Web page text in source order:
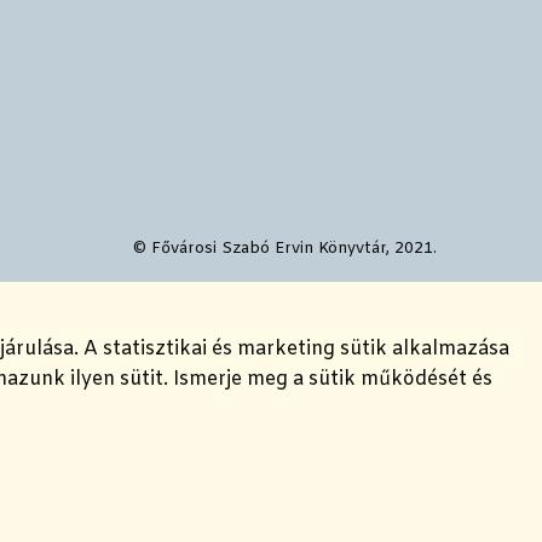
© Fővárosi Szabó Ervin Könyvtár, 2021.
A statisztikai és marketing sütik alkalmazása
ilyen sütit. Ismerje meg a sütik működését és